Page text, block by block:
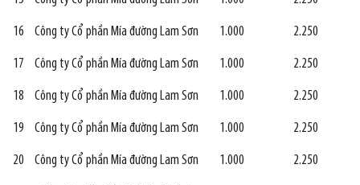
16 Công ty Cổ phần Mía đường Lam Sơn 1.000 2.250
17 Công ty Cổ phần Mía đường Lam Sơn 1.000 2.250
18 Công ty Cổ phần Mía đường Lam Sơn 1.000 2.250
19 Công ty Cổ phần Mía đường Lam Sơn 1.000 2.250
20 Công ty Cổ phần Mía đường Lam Sơn 1.000 2.250